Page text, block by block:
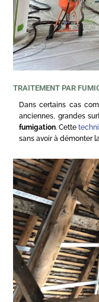
TRAITEMENT PAR
Dans certains cas
anciennes, grandes
fumigation. Cette
sans avoir à démonter